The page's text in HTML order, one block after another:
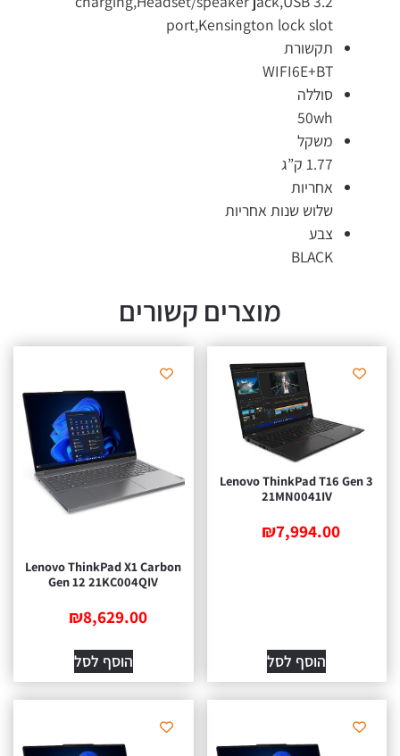
port,Kensington lock slot
תקשורת
WIFI6E+BT
סוללה
50wh
משקל
1.77 ק”ג
אחריות
שלוש שנות אחריות
צבע
BLACK
מוצרים קשורים
Lenovo ThinkPad T16 Gen 3
21MN0041IV
₪7,994.00
הוסף לסל
Lenovo ThinkPad X1 Carbon
Gen 12 21KC004QIV
₪8,629.00
הוסף לסל